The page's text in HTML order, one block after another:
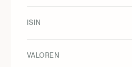
ISIN
VALOREN